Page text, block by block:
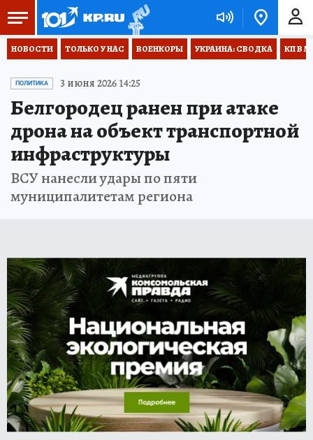
НОВОСТИ ТОЛЬКО У НАС ВОЕНКОРЫ УКРАИНА: СВОДКА КП В
ПОЛИТИКА 3 июня 2026 14:25
Белгородец ранен при атаке
дрона на объект транспортной
инфраструктуры
ВСУ нанесли удары по пяти
муниципалитетам региона